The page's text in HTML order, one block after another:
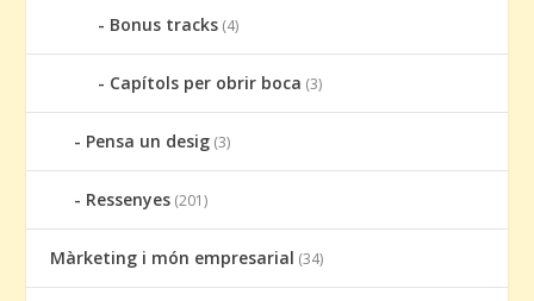
Bonus tracks (4)
Capítols per obrir boca (3)
Pensa un desig (3)
Ressenyes (201)
Màrketing i món empresarial (34)